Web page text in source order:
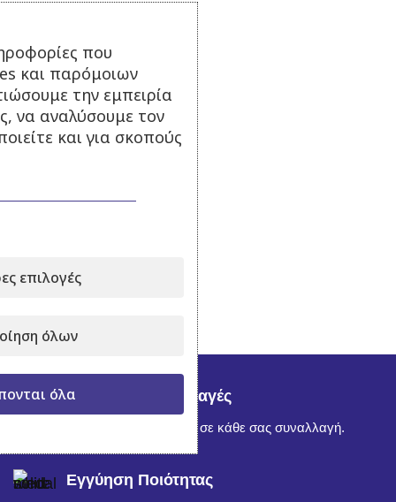
Ασφαλείς Συναλλαγές
Απόλυτη εμπιστοσύνη σε κάθε σας συναλλαγή.
Εγγύηση Ποιότητας
που
και παρόμοιων
την εμπειρία
να αναλύσουμε τον
και για σκοπούς
επιλογές
όλων
όλα